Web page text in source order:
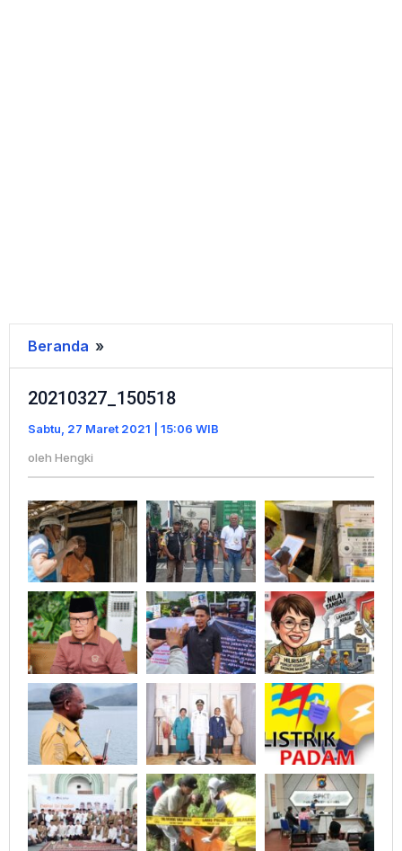
Beranda »
20210327_150518
Sabtu, 27 Maret 2021 | 15:06 WIB
oleh Hengki